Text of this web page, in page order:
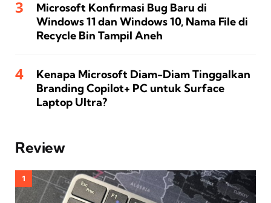
Microsoft Konfirmasi Bug Baru di
Windows 11 dan Windows 10, Nama File di
Recycle Bin Tampil Aneh
Kenapa Microsoft Diam-Diam Tinggalkan
Branding Copilot+ PC untuk Surface
Laptop Ultra?
Review